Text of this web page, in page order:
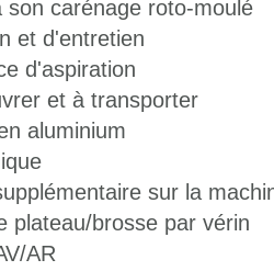
son carénage roto-moulé
et d'entretien
d'aspiration
et à transporter
aluminium
sur la
plateau/brosse par vérin
AR
: 269Kg
x2
moyenne diam 360mm (VF83206) x2